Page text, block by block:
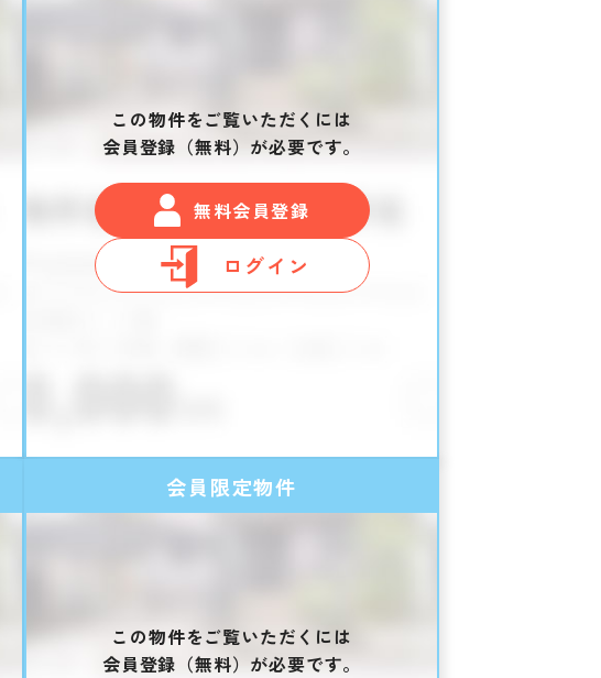
この物件をご覧いただくには
会員登録（無料）が必要です。
無料会員登録
ログイン
会員限定物件
この物件をご覧いただくには
会員登録（無料）が必要です。